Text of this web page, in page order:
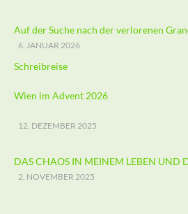
Auf der Suche nach der verlorenen
6. JANUAR 2026
Schreibreise
Wien im Advent 2026
12. DEZEMBER 2025
DAS CHAOS IN MEINEM LEBEN UND
2. NOVEMBER 2025